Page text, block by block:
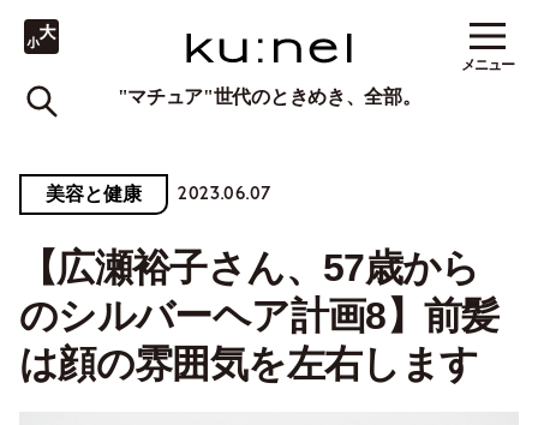
"マチュア"世代のときめき、全部。
メニュー
美容と健康 2023.06.07
【広瀬裕子さん、57歳から
のシルバーヘア計画8】前髪
は顔の雰囲気を左右します